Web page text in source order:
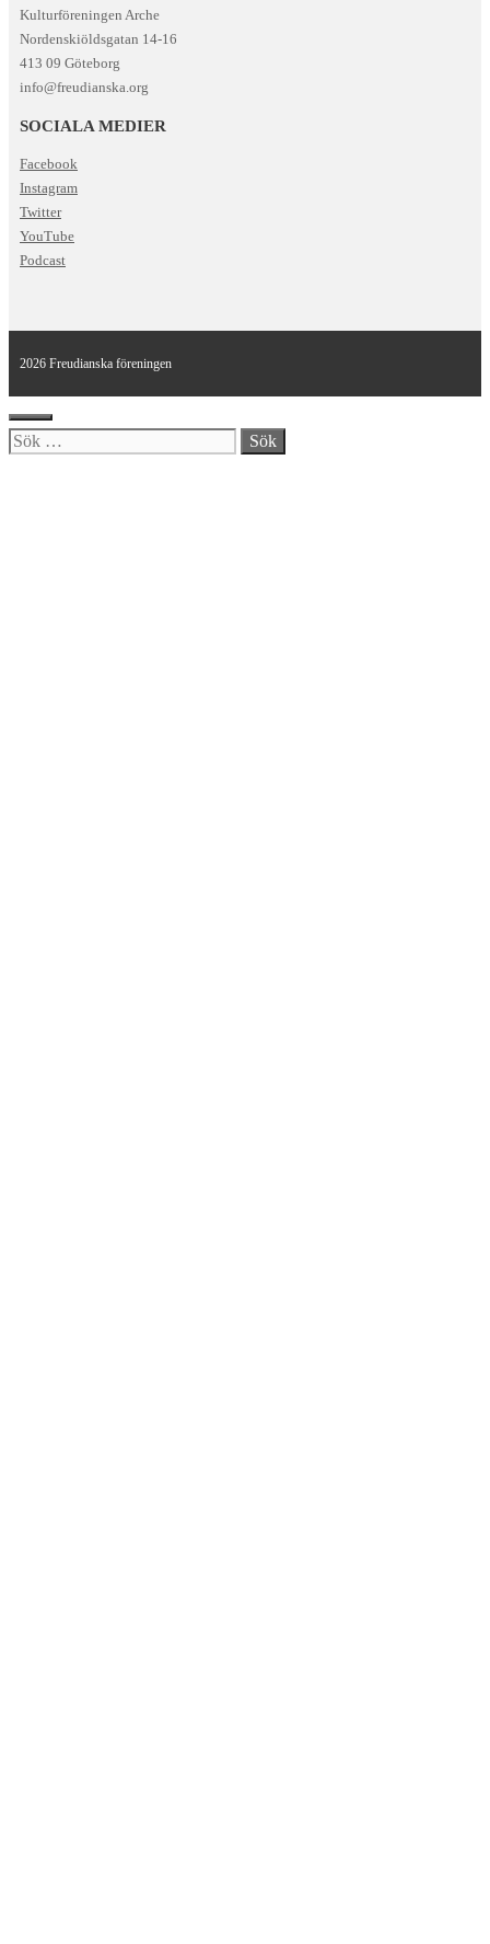
Kulturföreningen Arche
Nordenskiöldsgatan 14-16
413 09 Göteborg
info@freudianska.org
SOCIALA MEDIER
Facebook
Instagram
Twitter
YouTube
Podcast
2026 Freudianska föreningen
Stäng
Sök